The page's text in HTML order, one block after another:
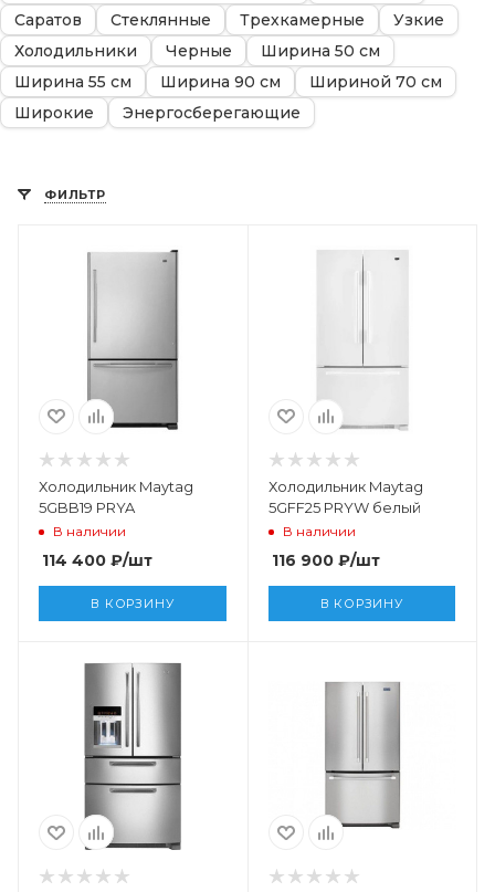
Саратов
Стеклянные Трехкамерные
Узкие
Холодильники
Черные
Ширина 50 см
Ширина 55 см
Ширина 90 см
Шириной 70 см
Широкие
Энергосберегающие
ФИЛЬТР
Холодильник Maytag
5GBB19 PRYA
В наличии
114 400 ₽/шт
В КОРЗИНУ
Холодильник Maytag
5GFF25 PRYW белый
В наличии
116 900₽/шт
В КОРЗИНУ